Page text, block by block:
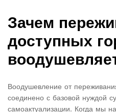
Зачем
доступных
Воодушевление от
соединено с базовой нуждой
самоактуализации. Когда мы